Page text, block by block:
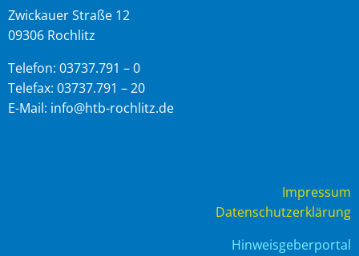
Zwickauer Straße 12
09306 Rochlitz
Telefon: 03737.791 – 0
Telefax: 03737.791 – 20
E-Mail: info@htb-rochlitz.de
Impressum
Datenschutzerklärung
Hinweisgeberportal